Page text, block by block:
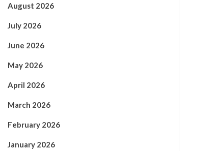
August 2026
July 2026
June 2026
May 2026
April 2026
March 2026
February 2026
January 2026